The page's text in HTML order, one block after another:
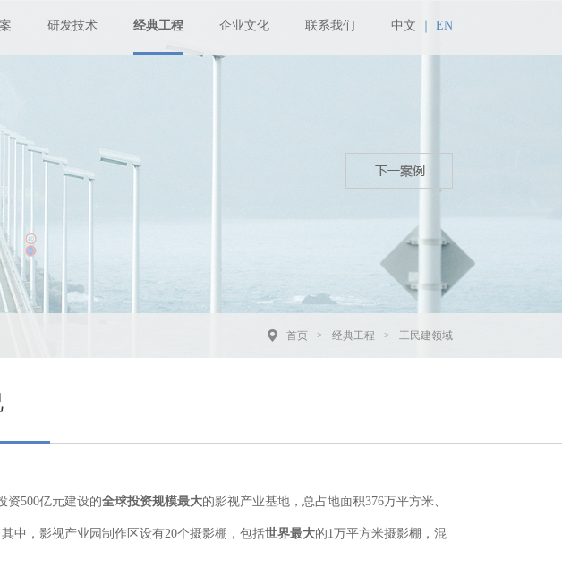
中文 EN
研发技术 经典工程 企业文化 联系我们
首页 > 经典工程 > 工民建领域
资500亿元建设的全球投资规模最大的影视产业基地，总占地面积376万平方米、
中，影视产业园制作区设有20个摄影棚，包括世界最大的1万平方米摄影棚，混